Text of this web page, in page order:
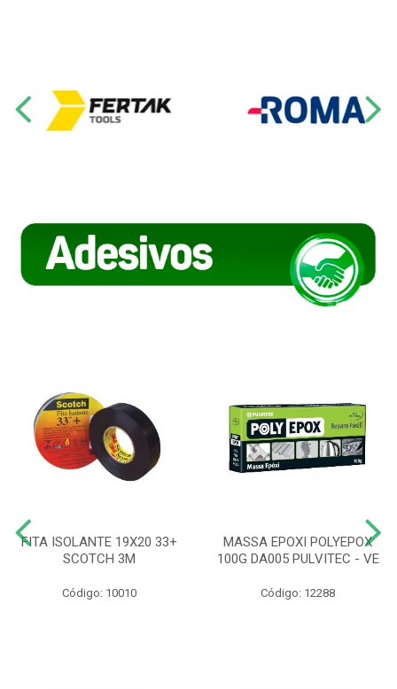
FITA ISOLANTE 19X20 33+
SCOTCH 3M
Código: 10010
MASSA EPOXI POLYEPOX
100G DA005 PULVITEC - VE
Código: 12288